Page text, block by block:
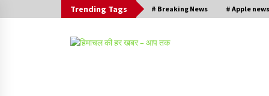
Trending Tags # Breaking News # Apple news